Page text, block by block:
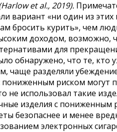
et al., 2019).
вариант «ни один из
бросить курить», чем
доходом,
для
обнаружено, что те, кто
чаще разделяли
пониженным риском
не использовал такие
изделия с пониженным
безопаснее и менее
электронных